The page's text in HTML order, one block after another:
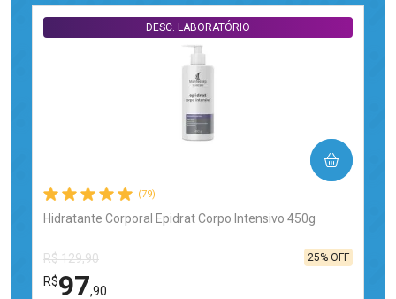
(79)
Hidratante Corporal Epidrat Corpo Intensivo 450g
DESC. LABORATÓRIO
R$ 129,90
R$97,90
25% OFF
COMPRAR